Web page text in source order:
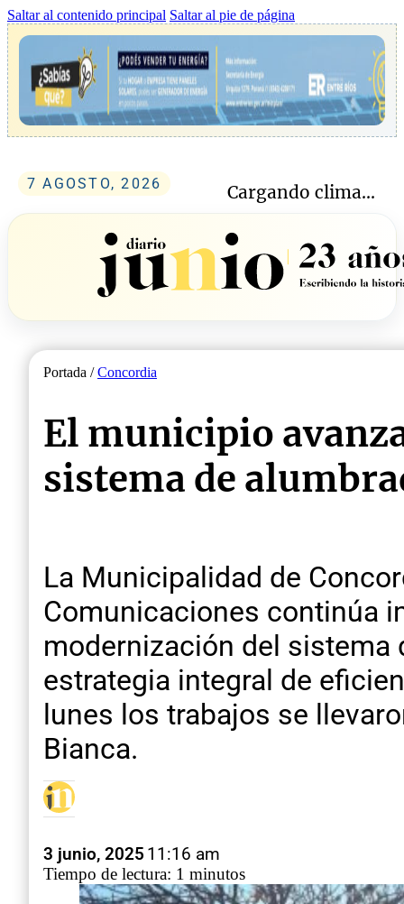
Saltar al contenido principal Saltar al pie de página
7 AGOSTO, 2026 Cargando clima...
Portada /Concordia
El municipio
sistema de
La Municipalidad de
Comunicaciones continúa
modernización del sistema
estrategia integral de
lunes los trabajos se
Bianca.
3 junio, 2025 11:16 am
Tiempo de lectura: 1 minutos